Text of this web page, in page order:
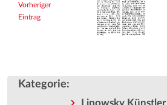
Vorheriger
Eintrag
Kategorie: